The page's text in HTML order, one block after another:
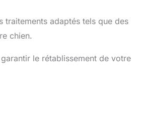
traitements adaptés tels que des
chien.
le rétablissement de votre